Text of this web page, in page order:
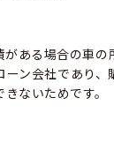
がある場合の車の
ーン会社であり、
ないためです。